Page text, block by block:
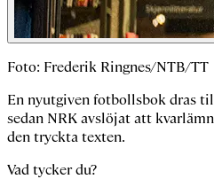
Foto: Frederik Ringnes/NTB/TT
En nyutgiven fotbollsbok dras
sedan NRK avslöjat att
den tryckta texten.
Vad tycker du?